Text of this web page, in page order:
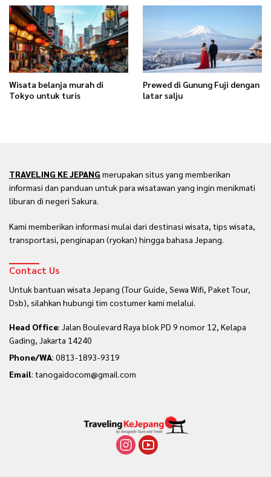
Wisata belanja murah di
Tokyo untuk turis
Prewed di Gunung Fuji dengan
latar salju
TRAVELING KE JEPANG merupakan situs yang memberikan
informasi dan panduan untuk para wisatawan yang ingin menikmati
liburan di negeri Sakura.
Kami memberikan informasi mulai dari destinasi wisata, tips wisata,
transportasi, penginapan (ryokan) hingga bahasa Jepang.
Contact Us
Untuk bantuan wisata Jepang (Tour Guide, Sewa Wifi, Paket Tour,
Dsb), silahkan hubungi tim costumer kami melalui.
Head Office: Jalan Boulevard Raya blok PD 9 nomor 12, Kelapa
Gading, Jakarta 14240
Phone/WA: 0813-1893-9319
Email: tanogaidocom@gmail.com